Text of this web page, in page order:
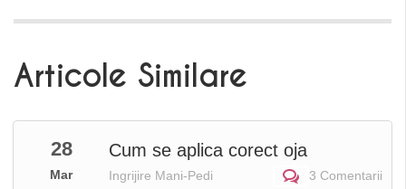
Articole Similare
28
Mar
Cum se aplica corect oja
Ingrijire Mani-Pedi 3 Comentarii